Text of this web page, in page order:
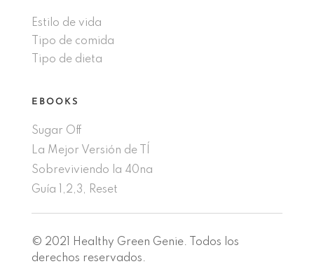
Estilo de vida
Tipo de comida
Tipo de dieta
EBOOKS
Sugar Off
La Mejor Versión de TÍ
Sobreviviendo la 40na
Guía 1,2,3, Reset
© 2021 Healthy Green Genie. Todos los
derechos reservados.